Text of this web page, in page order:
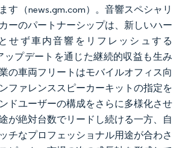
す（news.gm.com）。音響スペシャリ
ーのパートナーシップは、新しいハー
せず車内音響をリフレッシュする
ップデートを通じた継続的収益も生み
の車両フリートはモバイルオフィス向
ファレンススピーカーキットの指定を
ドユーザーの構成をさらに多様化させ
が絶対台数でリードし続ける一方、自
チなプロフェッショナル用途が合わさ